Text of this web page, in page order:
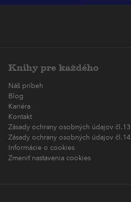
Knihy pre každého
Náš príbeh
Blog
Kariéra
Kontakt
Zásady ochrany osobných údajov čl.13
Zásady ochrany osobných údajov čl.14
Informácie o cookies
Zmeniť nastavenia cookies